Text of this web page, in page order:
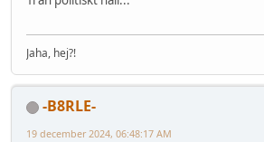
Jaha, hej?!
-B8RLE-
19 december 2024, 06:48:17 AM